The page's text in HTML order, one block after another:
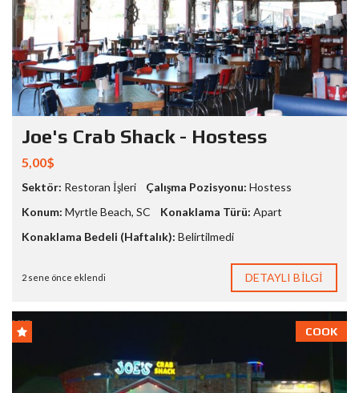
Joe's Crab Shack - Hostess
5,00$
Sektör: Restoran İşleri Çalışma Pozisyonu: Hostess
Konum: Myrtle Beach, SC Konaklama Türü: Apart
Konaklama Bedeli (Haftalık): Belirtilmedi
2 sene önce eklendi DETAYLI BILGI
COOK